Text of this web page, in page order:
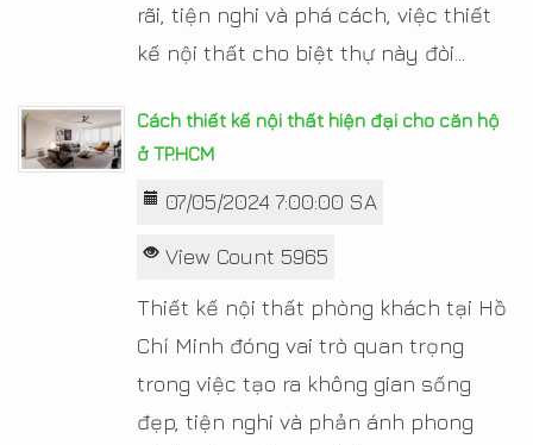
rãi, tiện nghi và phá cách, việc thiết
kế nội thất cho biệt thự này đòi...
Cách thiết kế nội thất hiện đại cho căn hộ
ở TP.HCM
07/05/2024 7:00:00 SA
View Count 5965
Thiết kế nội thất phòng khách tại Hồ
Chí Minh đóng vai trò quan trọng
trong việc tạo ra không gian sống
đẹp, tiện nghi và phản ánh phong